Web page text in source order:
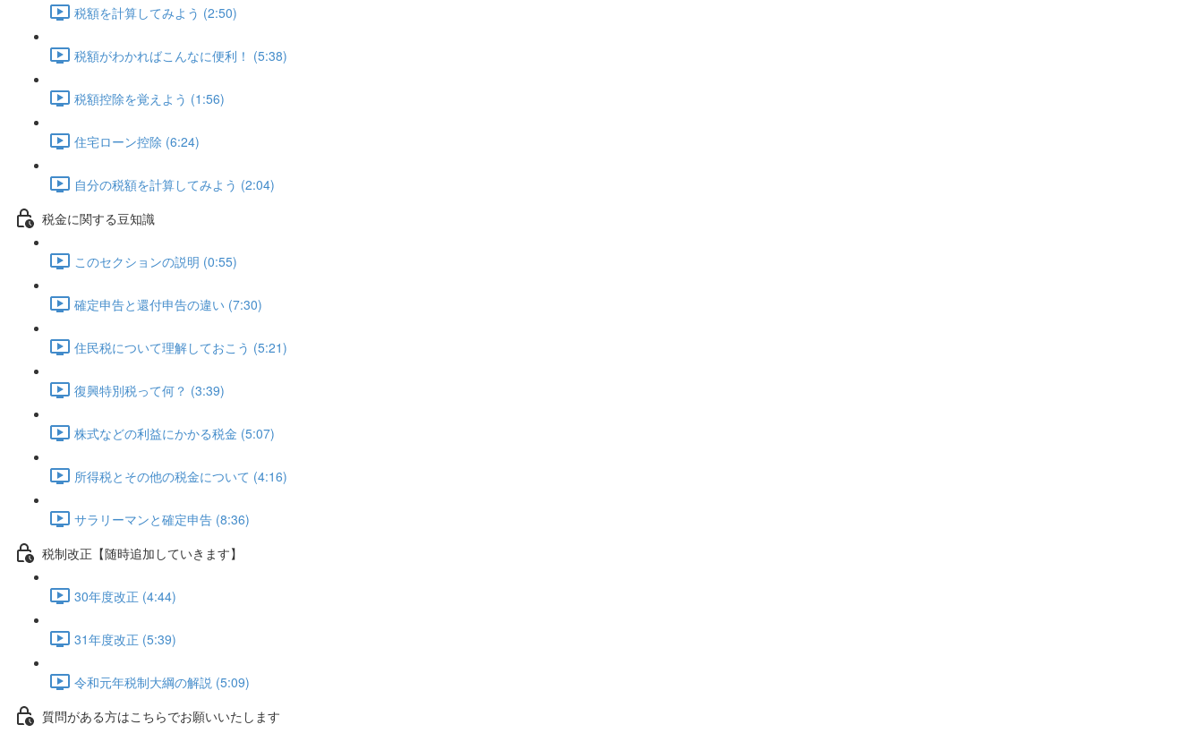
税額を計算してみよう (2:50)
税額がわかればこんなに便利！ (5:38)
税額控除を覚えよう (1:56)
住宅ローン控除 (6:24)
自分の税額を計算してみよう (2:04)
税金に関する豆知識
このセクションの説明 (0:55)
確定申告と還付申告の違い (7:30)
住民税について理解しておこう (5:21)
復興特別税って何？ (3:39)
株式などの利益にかかる税金 (5:07)
所得税とその他の税金について (4:16)
サラリーマンと確定申告 (8:36)
税制改正【随時追加していきます】
30年度改正 (4:44)
31年度改正 (5:39)
令和元年税制大綱の解説 (5:09)
質問がある方はこちらでお願いいたします